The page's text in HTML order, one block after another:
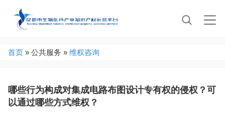
当首页 » 公共服务 » 维权咨询
哪些行为构成对集成电路布图设计专有权的侵权？可
以通过哪些方式维权？